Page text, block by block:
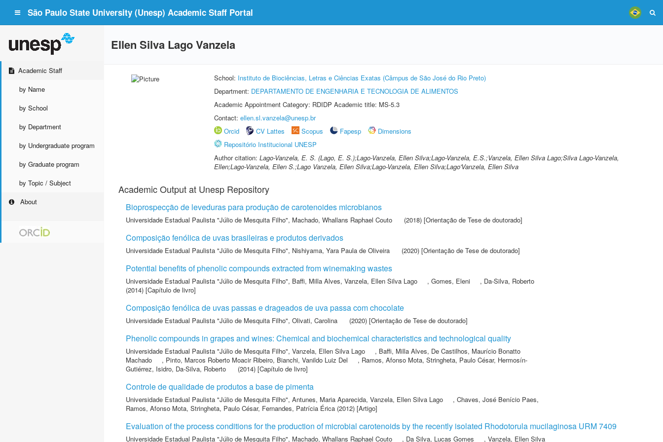
São Paulo State University (Unesp) Academic Staff Portal
Academic Staff
by Name
by School
by Department
by Undergraduate program
by Graduate program
by Topic / Subject
About
Ellen Silva Lago Vanzela
School: Instituto de Biociências, Letras e Ciências Exatas (Câmpus de São José do Rio Preto)
Department: DEPARTAMENTO DE ENGENHARIA E TECNOLOGIA DE ALIMENTOS
Academic Appointment Category: RDIDP Academic title: MS-5.3
Contact: ellen.sl.vanzela@unesp.br
Orcid
CV Lattes Scopus Fapesp
Dimensions
Repositório Institucional UNESP
Author citation: Lago-Vanzela, E. S. (Lago, E. S.);Lago-Vanzela, Ellen Silva;Lago-Vanzela, E.S.;Vanzela, Ellen Silva Lago;Silva Lago-Vanzela,
Ellen;Lago-Vanzela, Ellen S.;Lago Vanzela, Ellen Silva;Lago-Vanzela, Ellen Silva;Lago'Vanzela, Ellen Silva
Academic Output at Unesp Repository
Bioprospecção de leveduras para produção de carotenoides microbianos
Universidade Estadual Paulista "Júlio de Mesquita Filho", Machado, Whallans Raphael Couto (2018) [Orientação de Tese de doutorado]
Composição fenólica de uvas brasileiras e produtos derivados
Universidade Estadual Paulista "Júlio de Mesquita Filho", Nishiyama, Yara Paula de Oliveira (2020) [Orientação de Tese de doutorado]
Potential benefits of phenolic compounds extracted from winemaking wastes
Universidade Estadual Paulista "Júlio de Mesquita Filho", Baffi, Milla Alves, Vanzela, Ellen Silva Lago , Gomes, Eleni , Da-Silva, Roberto
(2014) [Capítulo de livro]
Composição fenólica de uvas passas e drageados de uva passa com chocolate
Universidade Estadual Paulista "Júlio de Mesquita Filho", Olivati, Carolina (2020) [Orientação de Tese de doutorado]
Phenolic compounds in grapes and wines: Chemical and biochemical characteristics and technological quality
Universidade Estadual Paulista "Júlio de Mesquita Filho", Vanzela, Ellen Silva Lago , Baffi, Milla Alves, De Castilhos, Maurício Bonatto
Machado
, Pinto, Marcos Roberto Moacir Ribeiro, Bianchi, Vanildo Luiz Del , Ramos, Afonso Mota, Stringheta, Paulo César, Hermosín-
Gutiérrez, Isidro, Da-Silva, Roberto (2014) [Capítulo de livro]
Controle de qualidade de produtos a base de pimenta
Universidade Estadual Paulista "Júlio de Mesquita Filho", Antunes, Maria Aparecida, Vanzela, Ellen Silva Lago , Chaves, José Benício Paes,
Ramos, Afonso Mota, Stringheta, Paulo César, Fernandes, Patrícia Érica (2012) [Artigo]
Evaluation of the process conditions for the production of microbial carotenoids by the recently isolated Rhodotorula mucilaginosa URM 7409
Universidade Estadual Paulista "Júlio de Mesquita Filho", Machado, Whallans Raphael Couto , Da Silva, Lucas Gomes , Vanzela, Ellen Silva